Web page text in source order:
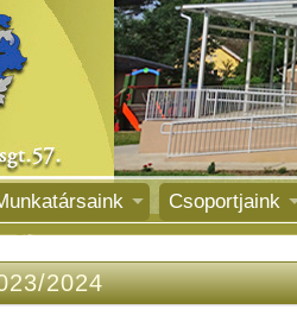
Csoportjaink
2024